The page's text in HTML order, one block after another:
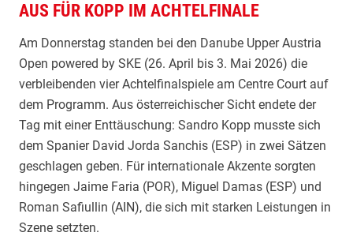
a
s
:
N
e
u
m
a
y
e
r
AUS FÜR KOPP IM ACHTELFINALE
Am Donnerstag standen bei den Danube Upper Austria
Open powered by SKE (26. April bis 3. Mai 2026) die
verbleibenden vier Achtelfinalspiele am Centre Court auf
dem Programm. Aus österreichischer Sicht endete der
Tag mit einer Enttäuschung: Sandro Kopp musste sich
dem Spanier David Jorda Sanchis (ESP) in zwei Sätzen
geschlagen geben. Für internationale Akzente sorgten
hingegen Jaime Faria (POR), Miguel Damas (ESP) und
Roman Safiullin (AIN), die sich mit starken Leistungen in
Szene setzten.